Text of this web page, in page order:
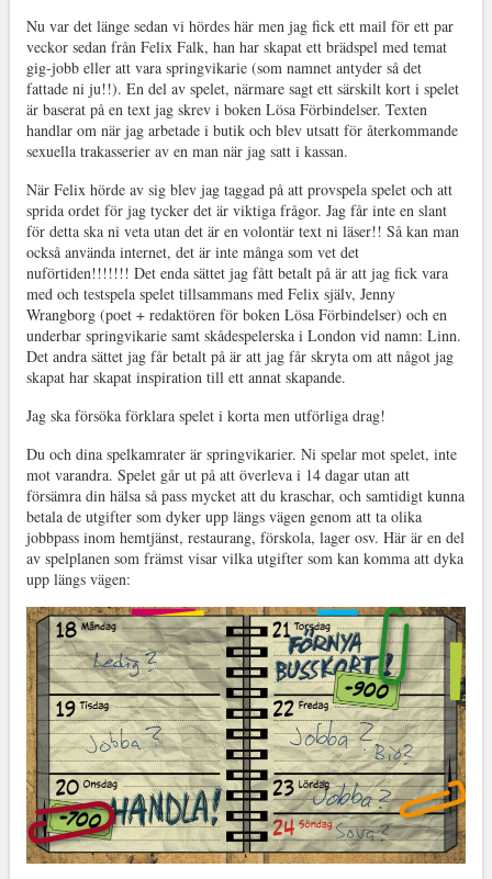
Nu var det länge sedan vi hördes här men jag fick ett mail för ett par
veckor sedan från Felix Falk, han har skapat ett brädspel med temat
gig-jobb eller att vara springvikarie (som namnet antyder så det
fattade ni ju!!). En del av spelet, närmare sagt ett särskilt kort i spelet
är baserat på en text jag skrev i boken Lösa Förbindelser. Texten
handlar om när jag arbetade i butik och blev utsatt för återkommande
sexuella trakasserier av en man när jag satt i kassan.
När Felix hörde av sig blev jag taggad på att provspela spelet och att
sprida ordet för jag tycker det är viktiga frågor. Jag får inte en slant
för detta ska ni veta utan det är en volontär text ni läser!! Så kan man
också använda internet, det är inte många som vet det
nuförtiden!!!!!!! Det enda sättet jag fått betalt på är att jag fick vara
med och testspela spelet tillsammans med Felix själv, Jenny
Wrangborg (poet + redaktören för boken Lösa Förbindelser) och en
underbar springvikarie samt skådespelerska i London vid namn: Linn.
Det andra sättet jag får betalt på är att jag får skryta om att något jag
skapat har skapat inspiration till ett annat skapande.
Jag ska försöka förklara spelet i korta men utförliga drag!
Du och dina spelkamrater är springvikarier. Ni spelar mot spelet, inte
mot varandra. Spelet går ut på att överleva i 14 dagar utan att
försämra din hälsa så pass mycket att du kraschar, och samtidigt kunna
betala de utgifter som dyker upp längs vägen genom att ta olika
jobbpass inom hemtjänst, restaurang, förskola, lager osv. Här är en del
av spelplanen som främst visar vilka utgifter som kan komma att dyka
upp längs vägen: